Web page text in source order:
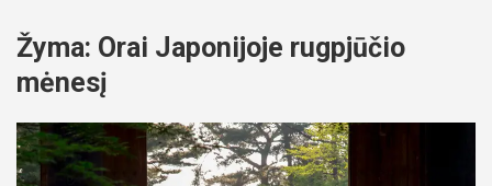
Žyma: Orai Japonijoje rugpjūčio
mėnesį